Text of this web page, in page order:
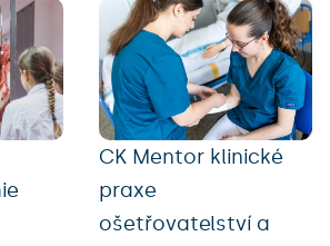
CK Mentor klinické
praxe
ošetřovatelství a